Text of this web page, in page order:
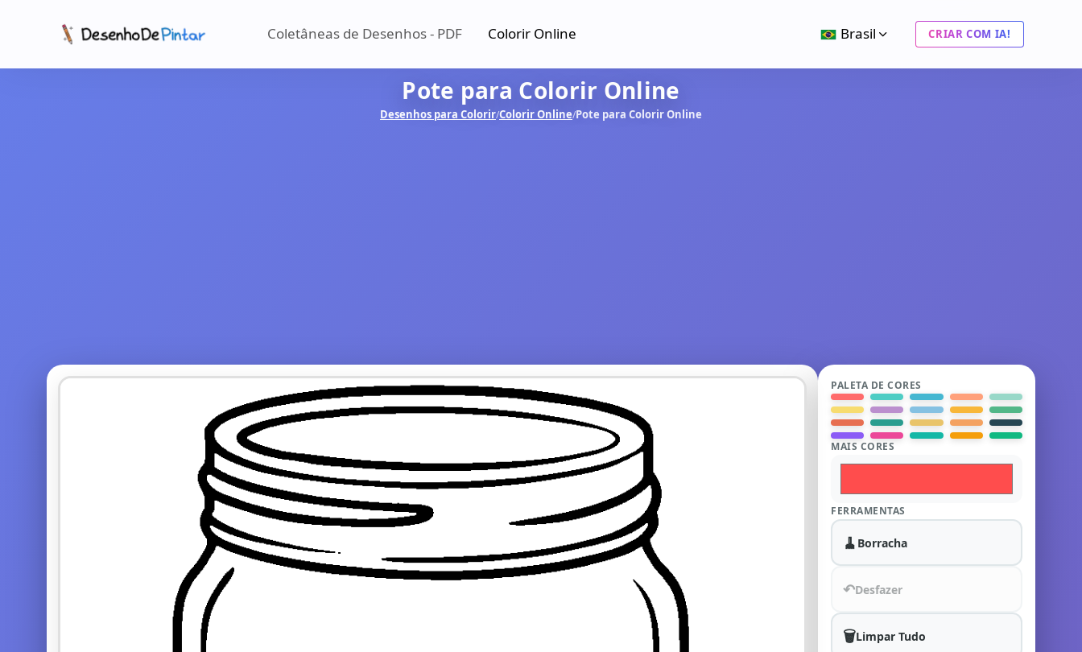
Coletâneas de Desenhos - PDF Colorir Online Brasil CRIAR COM IA!
Pote para Colorir Online
Desenhos para Colorir/Colorir Online/Pote para Colorir Online
PALETA DE CORES
MAIS CORES
FERRAMENTAS
🧹 Borracha
↶Desfazer
🗑️Limpar Tudo